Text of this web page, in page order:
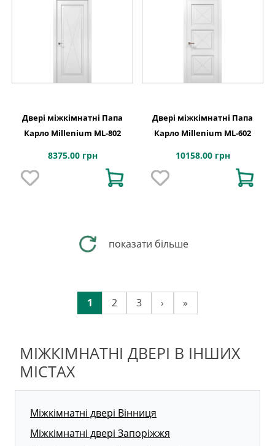
Двері міжкімнатні Папа
Карло Millenium ML-802
8375.00 грн
Двері міжкімнатні Папа
Карло Millenium ML-602
10158.00 грн
показати більше
1 2 3 › »
МІЖКІМНАТНІ ДВЕРІ В ІНШИХ
МІСТАХ
Міжкімнатні двері Вінниця
Міжкімнатні двері Запоріжжя